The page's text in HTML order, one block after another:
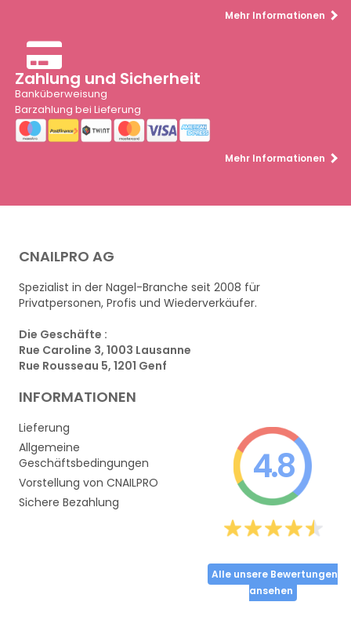
Mehr Informationen
Zahlung und Sicherheit
Banküberweisung
Barzahlung bei Lieferung
Mehr Informationen
CNAILPRO AG
Spezialist in der Nagel-Branche seit 2008 für
Privatpersonen, Profis und Wiederverkäufer.
Die Geschäfte :
Rue Caroline 3, 1003 Lausanne
Rue Rousseau 5, 1201 Genf
INFORMATIONEN
Lieferung
Allgemeine
Geschäftsbedingungen
Vorstellung von CNAILPRO
Sichere Bezahlung
4.8
Alle unsere Bewertungen
ansehen